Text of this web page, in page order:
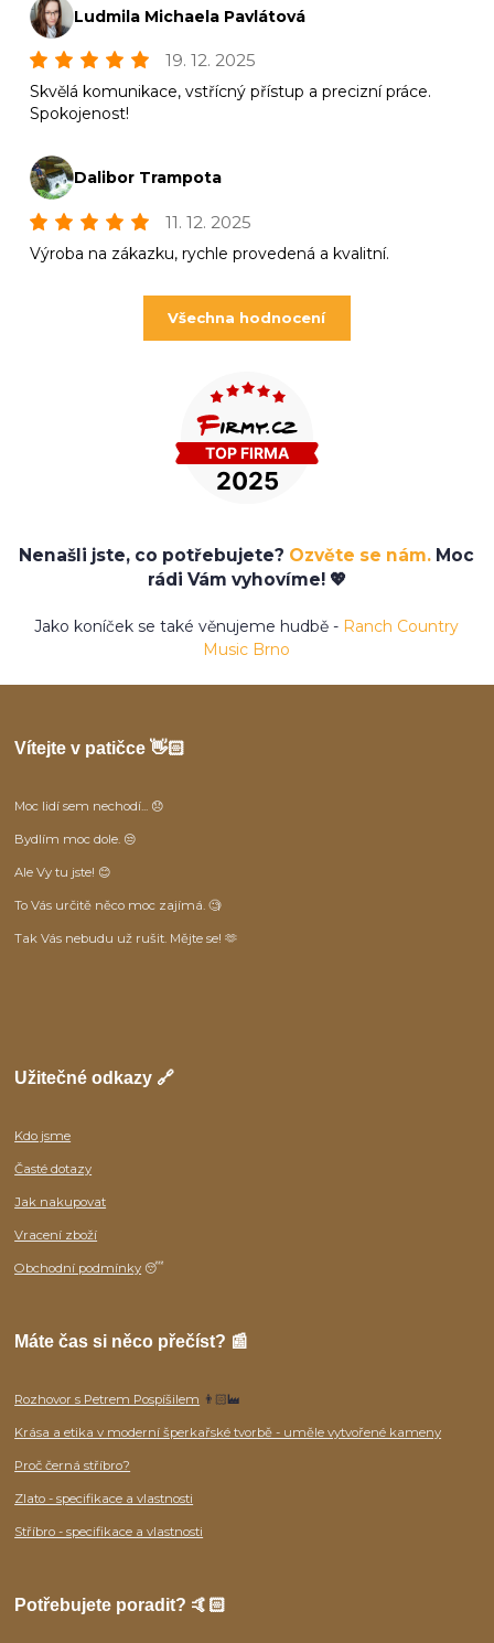
Ludmila Michaela Pavlátová
19. 12. 2025
Skvělá komunikace, vstřícný přístup a precizní práce.
Spokojenost!
Dalibor Trampota
11. 12. 2025
Výroba na zákazku, rychle provedená a kvalitní.
Všechna hodnocení
Nenašli jste, co potřebujete? Ozvěte se nám. Moc
rádi Vám vyhovíme! 💖
Jako koníček se také věnujeme hudbě - Ranch Country
Music Brno
Vítejte v patičce 👋🏻
Moc lidí sem nechodí... 😞
Bydlím moc dole. 😒
Ale Vy tu jste! 😊
To Vás určitě něco moc zajímá. 🧐
Tak Vás nebudu už rušit. Mějte se! 🫶
Užitečné odkazy 🔗
Kdo jsme
Časté dotazy
Jak nakupovat
Vracení zboží
Obchodní podmínky 😴
Máte čas si něco přečíst? 📰
Rozhovor s Petrem Pospíšilem 👨🏻‍🏭
Krása a etika v moderní šperkařské tvorbě - uměle vytvořené kameny
Proč černá stříbro?
Zlato - specifikace a vlastnosti
Stříbro - specifikace a vlastnosti
Potřebujete poradit? 🤙🏻